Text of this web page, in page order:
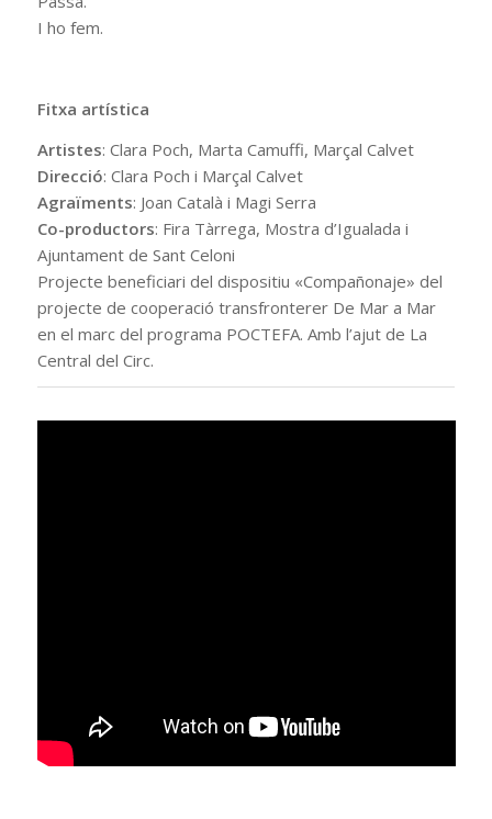
I ho fem.
Fitxa artística
Artistes: Clara Poch, Marta Camuffi, Marçal Calvet
Direcció: Clara Poch i Marçal Calvet
Agraïments: Joan Català i Magi Serra
Co-productors: Fira Tàrrega, Mostra d’Igualada i
Ajuntament de Sant Celoni
Projecte beneficiari del dispositiu «Compañonaje» del
projecte de cooperació transfronterer De Mar a Mar
en el marc del programa POCTEFA. Amb l’ajut de La
Central del Circ.